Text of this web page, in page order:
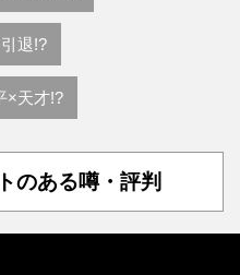
退!?
×天才!?
のある噂・評判